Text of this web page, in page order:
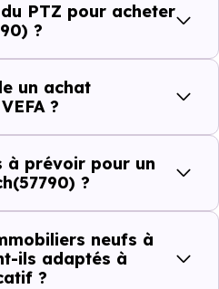
logement à Aspach
Voici les repères de
immobilier à Aspach
moyen
maximum
PTZ pour acheter
?
un achat
?
à prévoir pour un
?
neufs à
ils adaptés à
?